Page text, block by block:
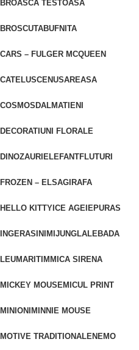
BROASCA TESTOASA
BROSCUTABUFNITA
CARS – FULGER MCQUEEN
CATELUSCENUSAREASA
COSMOS DALMATIENI
DECORATIUNI FLORALE
DINOZAURI ELEFANTFLUTURI
FROZEN – ELSAGIRAFA
HELLO KITTY ICE AGE IEPURAS
INGERAS INIMI JUNGLALEBADA
LEUMARITIM MICA SIRENA
MICKEY MOUSEMICUL PRINT
MINIONI MINNIE MOUSE
MOTIVE TRADITIONALENEMO